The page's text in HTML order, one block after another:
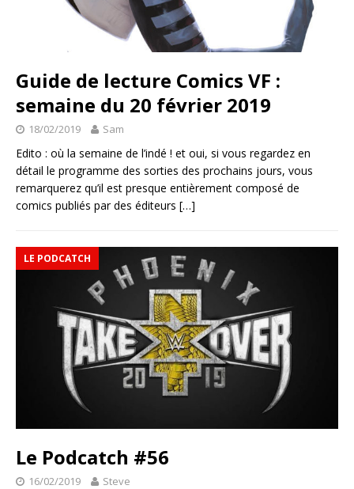
Guide de lecture Comics VF :
semaine du 20 février 2019
18/02/2019 Sam
Edito : où la semaine de l’indé ! et oui, si vous regardez en
détail le programme des sorties des prochains jours, vous
remarquerez qu’il est presque entièrement composé de
comics publiés par des éditeurs […]
LE PODCATCH
Le Podcatch #56
16/02/2019 Steve